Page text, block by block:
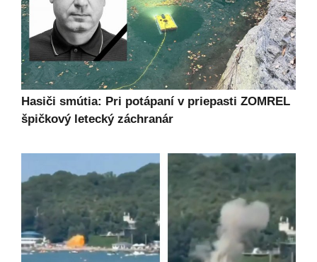
Hasiči smútia: Pri potápaní v priepasti ZOMREL
špičkový letecký záchranár